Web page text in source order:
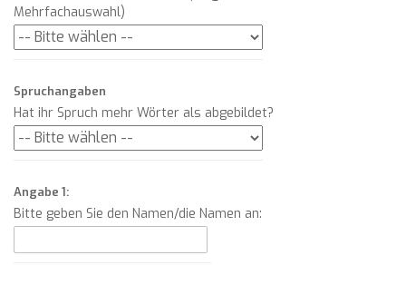
Mehrfachauswahl)
Spruchangaben
Hat ihr Spruch mehr Wörter als abgebildet?
Angabe 1:
Bitte geben Sie den Namen/die Namen an: